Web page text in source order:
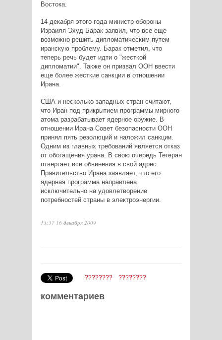
Востока.
14 декабря этого года министр обороны
Израиля Эхуд Барак заявил, что все еще
возможно решить дипломатическим путем
иранскую проблему. Барак отметил, что
теперь речь будет идти о "жесткой
дипломатии". Также он призвал ООН ввести
еще более жесткие санкции в отношении
Ирана.
США и несколько западных стран считают,
что Иран под прикрытием программы мирного
атома разрабатывает ядерное оружие. В
отношении Ирана Совет безопасности ООН
принял пять резолюций и наложил санкции.
Одним из главных требований является отказ
от обогащения урана. В свою очередь Тегеран
отвергает все обвинения в свой адрес.
Правительство Ирана заявляет, что его
ядерная программа направлена
исключительно на удовлетворение
потребностей страны в электроэнергии.
13:37 16 декабря 2009
???????? ????????
комментариев